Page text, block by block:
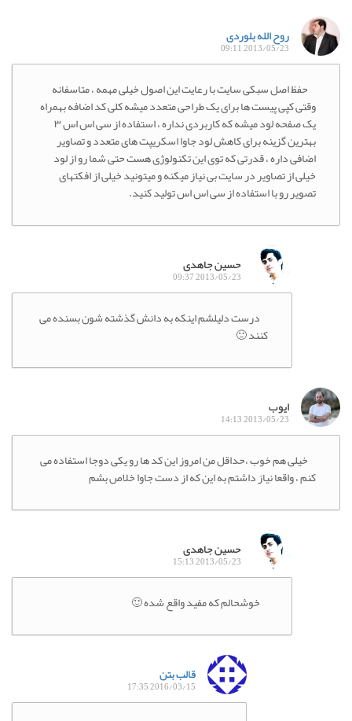
روح الله بلوردی
2013/05/23 09:11
حفظ اصل سبکی سایت با رعایت این اصول خیلی مهمه ، متاسفانه
وقتی کپی پیست ها برای یک طراحی متعدد میشه کلی کد اضافه بهمراه
یک صفحه لود میشه که کاربردی نداره ، استفاده از سی اس اس ۳
بهترین گزینه برای کاهش لود جاوا اسکریپت های متعدد و تصاویر
اضافی داره ، قدرتی که توی این تکنولوژی هست حتی شما رو از لود
خیلی از تصاویر در سایت بی نیاز میکنه و میتونید خیلی از افکتهای
تصویر رو با استفاده از سی اس اس تولید کنید.
حسین جاهدی
2013/05/23 09:37
درست دلیلشم اینکه به دانش گذشته شون بسنده می
کنند 🙂
ایوب
2013/05/23 14:13
خیلی هم خوب ،حداقل من امروز این کد ها رو یکی دوجا استفاده می
کنم ، واقعا نیاز داشتم به این که از دست جاوا خلاص بشم
حسین جاهدی
2013/05/23 15:13
خوشحالم که مفید واقع شده 🙂
قالب بتن
2016/03/15 17:35